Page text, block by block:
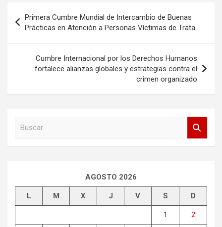
Navegación
de
entradas
Primera Cumbre Mundial de Intercambio de Buenas
Prácticas en Atención a Personas Víctimas de Trata
Cumbre Internacional por los Derechos Humanos
fortalece alianzas globales y estrategias contra el
crimen organizado
AGOSTO 2026
L M X J V S D
1 2